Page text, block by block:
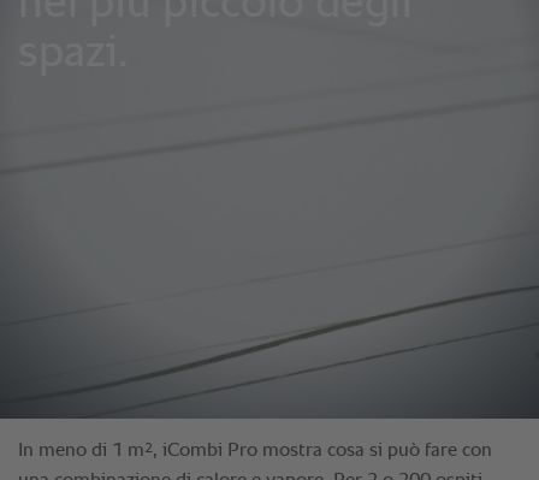
In meno di 1 m2, iCombi Pro mostra cosa si può fare con